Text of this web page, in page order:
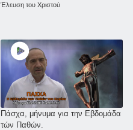
Έλευση του Χριστού
Πάσχα, μήνυμα για την Εβδομάδα
τών Παθών.